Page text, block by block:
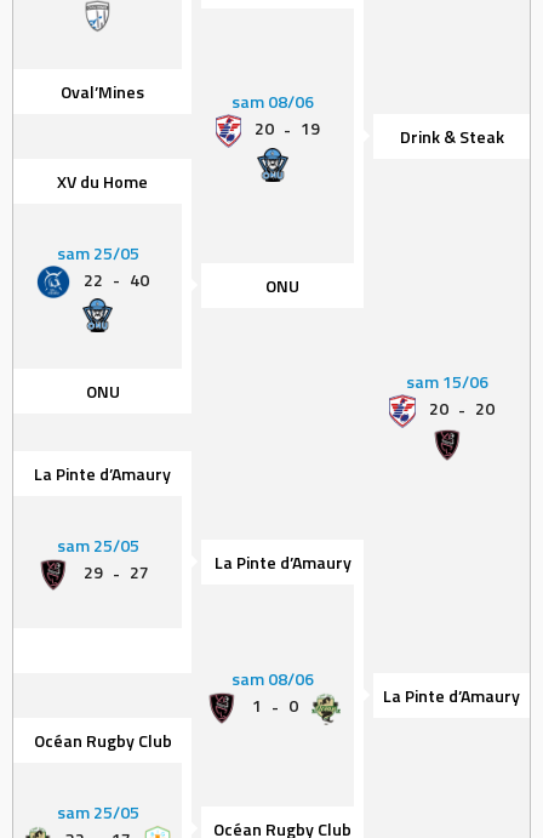
sam 08/06
20 - 19
Oval’Mines
Drink & Steak
XV du Home
sam 15/06
20 - 20
sam 25/05
22 - 40 ONU
ONU
La Pinte d’Amaury
sam 25/05
29 - 27 La Pinte d’Amaury
sam 08/06
1 - 0
La Pinte d’Amaury
Océan Rugby Club
sam 25/05
Océan Rugby Club